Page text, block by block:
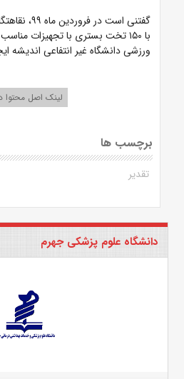
گفتنی است در
با ۱۵۰ تخت بستری با تجهیزات
ورزشی دانشگاه غیر انتفاعی اندیشه
لینک اصل محتوا
برچسب ها
تقدیر
دانشگاه علوم پزشکی جهرم